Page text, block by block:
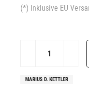
(*) Inklusive EU
MARIUS D. KETTLER